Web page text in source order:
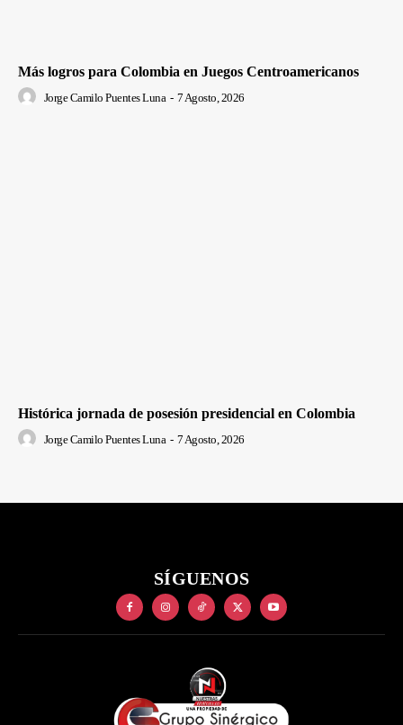
Más logros para Colombia en Juegos Centroamericanos
Jorge Camilo Puentes Luna - 7 Agosto, 2026
Histórica jornada de posesión presidencial en Colombia
Jorge Camilo Puentes Luna - 7 Agosto, 2026
SÍGUENOS